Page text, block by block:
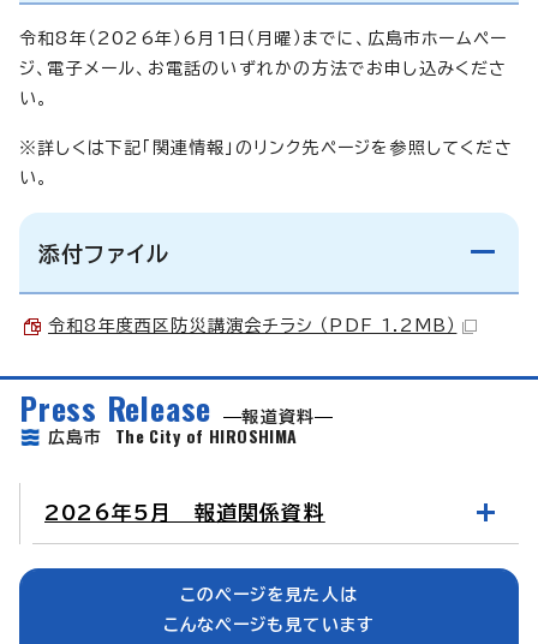
令和8年（2026年）6月1日（月曜）までに、広島市ホームペー
ジ、電子メール、お電話のいずれかの方法でお申し込みくださ
い。
※詳しくは下記「関連情報」のリンク先ページを参照してくださ
い。
添付ファイル
令和8年度西区防災講演会チラシ （PDF 1.2MB）
Press Release
報道資料
広島市 The City of HIROSHIMA
2026年5月 報道関係資料
このページを見た人は
こんなページも見ています